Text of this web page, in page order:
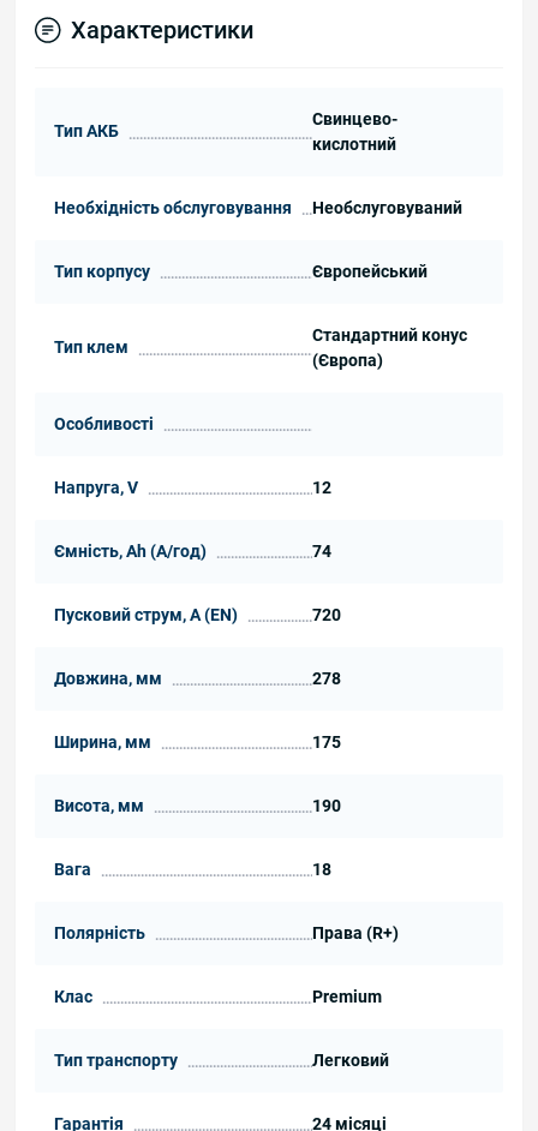
Характеристики
Тип АКБ
Свинцево-
кислотний
Необхідність обслуговування Необслуговуваний
Тип корпусу Європейський
Тип клем
Стандартний конус
(Європа)
Особливості
Напруга, V 12
Ємність, Ah (А/год) 74
Пусковий струм, А (EN) 720
Довжина, мм 278
Ширина, мм 175
Висота, мм 190
Вага 18
Полярність Права (R+)
Клас Premium
Тип транспорту Легковий
Гарантія 24 місяці